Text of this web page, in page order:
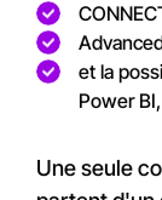
et la
Power
Une seule